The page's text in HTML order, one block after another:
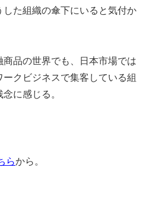
た組織の傘下にいると気付か
品の世界でも、日本市場では
クビジネスで集客している組
に感じる。
らから。